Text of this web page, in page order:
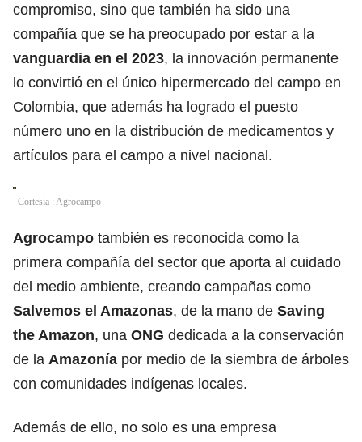
compromiso, sino que también ha sido una
compañía que se ha preocupado por estar a la
vanguardia en el 2023, la innovación permanente
lo convirtió en el único hipermercado del campo en
Colombia, que además ha logrado el puesto
número uno en la distribución de medicamentos y
artículos para el campo a nivel nacional.
Cortesía : Agrocampo
Agrocampo también es reconocida como la
primera compañía del sector que aporta al cuidado
del medio ambiente, creando campañas como
Salvemos el Amazonas, de la mano de Saving
the Amazon, una ONG dedicada a la conservación
de la Amazonía por medio de la siembra de árboles
con comunidades indígenas locales.
Además de ello, no solo es una empresa